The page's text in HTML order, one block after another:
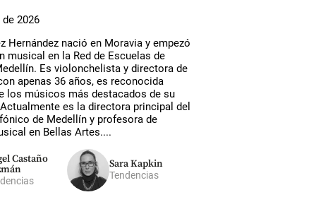
2026
Hernández nació en Moravia y empezó
musical en la Red de Escuelas de
Es violonchelista y directora de
apenas 36 años, es reconocida
los músicos más destacados de su
es la directora principal del
de Medellín y profesora de
en Bellas Artes....
Castaño
Sara Kapkin
Tendencias